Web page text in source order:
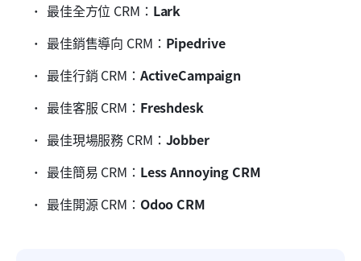
最佳全方位 CRM： Lark
最佳銷售導向 CRM： Pipedrive
最佳行銷 CRM： ActiveCampaign
最佳客服 CRM： Freshdesk
最佳現場服務 CRM： Jobber
最佳簡易 CRM： Less Annoying CRM
最佳開源 CRM： Odoo CRM
最佳開源 CRM 工具
最佳提供免費方案的CRM工具
我們在評論中選擇與評估軟體的方式
使用CRM的好處是什麼？
如何選擇適合您業務的CRM工具
結論
關於CRM工具的常見問題